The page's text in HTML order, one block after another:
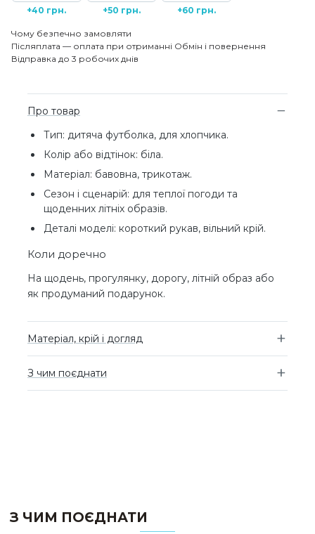
+40 грн. +50 грн. +60 грн.
Чому безпечно замовляти
Післяплата — оплата при отриманні Обмін і повернення
Відправка до 3 робочих днів
Про товар
Тип: дитяча футболка, для хлопчика.
Колір або відтінок: біла.
Матеріал: бавовна, трикотаж.
Сезон і сценарій: для теплої погоди та
щоденних літніх образів.
Деталі моделі: короткий рукав, вільний крій.
Коли доречно
На щодень, прогулянку, дорогу, літній образ або
як продуманий подарунок.
Матеріал, крій і догляд
З чим поєднати
З ЧИМ ПОЄДНАТИ